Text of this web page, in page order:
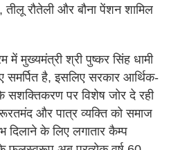
तीलू रौतेली और बौना पेंशन शामिल
में मुख्यमंत्री श्री पुष्कर सिंह धामी
है, इसलिए सरकार आर्थिक-
सशक्तिकरण पर विशेष जोर दे रही
और पात्र व्यक्ति को समाज
दिलाने के लिए लगातार कैम्प